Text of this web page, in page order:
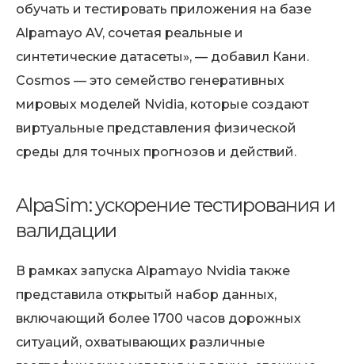
обучать и тестировать приложения на базе
Alpamayo AV, сочетая реальные и
синтетические датасеты», — добавил Кани.
Cosmos — это семейство генеративных
мировых моделей Nvidia, которые создают
виртуальные представления физической
среды для точных прогнозов и действий.
AlpaSim: ускорение тестирования и
валидации
В рамках запуска Alpamayo Nvidia также
представила открытый набор данных,
включающий более 1700 часов дорожных
ситуаций, охватывающих различные